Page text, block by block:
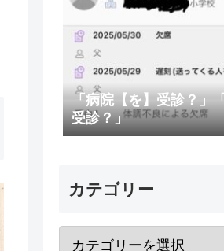
「病院【を】受診？」
受診？」
カテゴリー